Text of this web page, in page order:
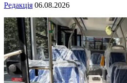
Редакція 06.08.2026